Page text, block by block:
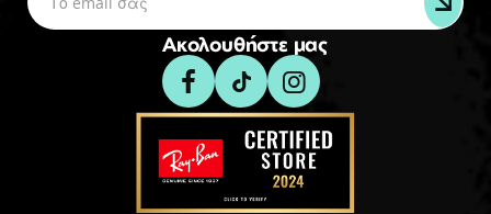
Ακολουθήστε μας